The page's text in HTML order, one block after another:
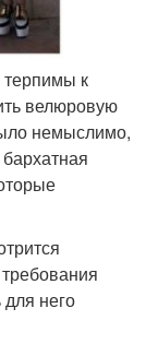
к
велюровую
немыслимо,
него